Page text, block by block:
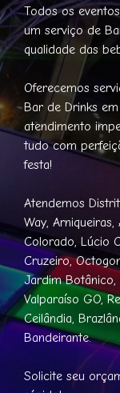
Todos os
um serviço de
qualidade das
Oferecemos
Bar de Drinks
atendimento
tudo com
festa!
Atendemos
Way, Arniqueiras,
Colorado, Lúcio
Cruzeiro,
Jardim Botânico,
Valparaíso GO,
Ceilândia,
Bandeirante.
Solicite seu